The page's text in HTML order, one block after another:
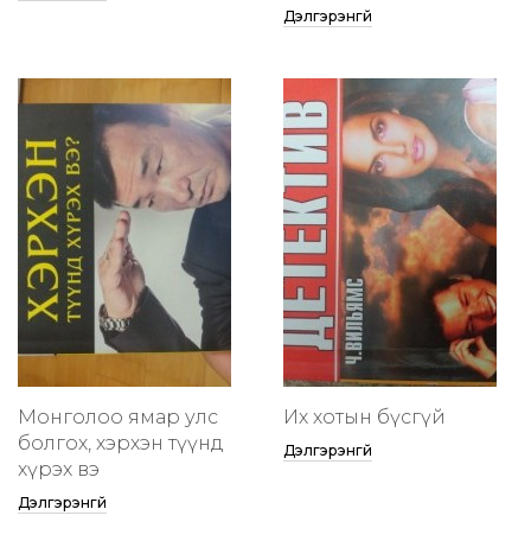
Дэлгэрэнгүй
Монголоо ямар улс
болгох, хэрхэн түүнд
хүрэх вэ
Дэлгэрэнгүй
Их хотын бүсгүй
Дэлгэрэнгүй